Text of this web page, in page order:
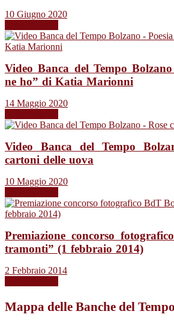
10 Giugno 2020
Video Banca del Tempo
ne ho” di Katia Marionni
14 Maggio 2020
Video Banca del Tempo
cartoni delle uova
10 Maggio 2020
Premiazione concorso
tramonti” (1 febbraio 2014)
2 Febbraio 2014
Mappa delle Banche del